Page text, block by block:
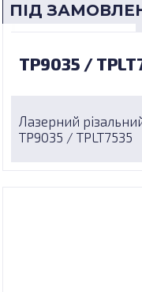
ПІД
TP9035 /
Лазерний
TP9035 / TPLT7535